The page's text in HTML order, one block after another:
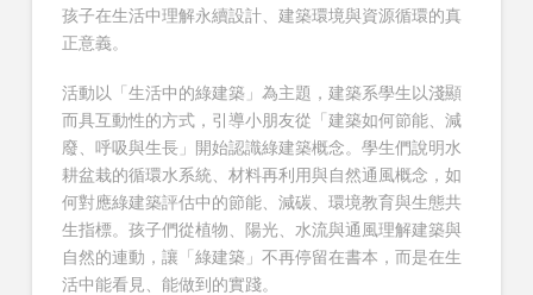
孩子在生活中理解永續設計、建築環境與資源循環的真
正意義。
活動以「生活中的綠建築」為主題，建築系學生以淺顯
而具互動性的方式，引導小朋友從「建築如何節能、減
廢、呼吸與生長」開始認識綠建築概念。學生們說明水
耕盆栽的循環水系統、材料再利用與自然通風概念，如
何對應綠建築評估中的節能、減碳、環境教育與生態共
生指標。孩子們從植物、陽光、水流與通風理解建築與
自然的連動，讓「綠建築」不再停留在書本，而是在生
活中能看見、能做到的實踐。